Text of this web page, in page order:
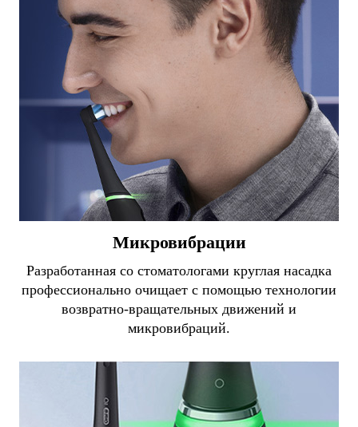
Микровибрации
Разработанная со стоматологами круглая насадка
профессионально очищает с помощью технологии
возвратно-вращательных движений и
микровибраций.